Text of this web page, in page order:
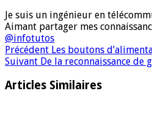
Je suis un ingénieur en
Aimant partager mes
@infotutos
Précédent Les boutons
Suivant De la reconnaissance
Articles Similaires